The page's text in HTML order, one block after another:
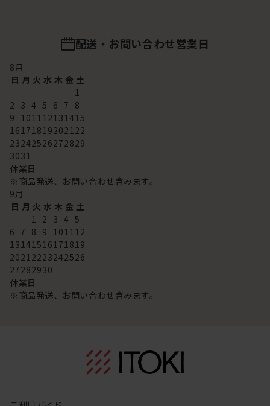
配送・お問い合わせ営業日
8月
日 月 火 水 木 金 土
1
2 3 4 5 6 7 8
9 101112131415
16171819202122
23242526272829
3031
休業日
※商品発送、お問い合わせ含みます。
9月
日 月 火 水 木 金 土
1 2 3 4 5
6 7 8 9 101112
13141516171819
20212223242526
27282930
休業日
※商品発送、お問い合わせ含みます。